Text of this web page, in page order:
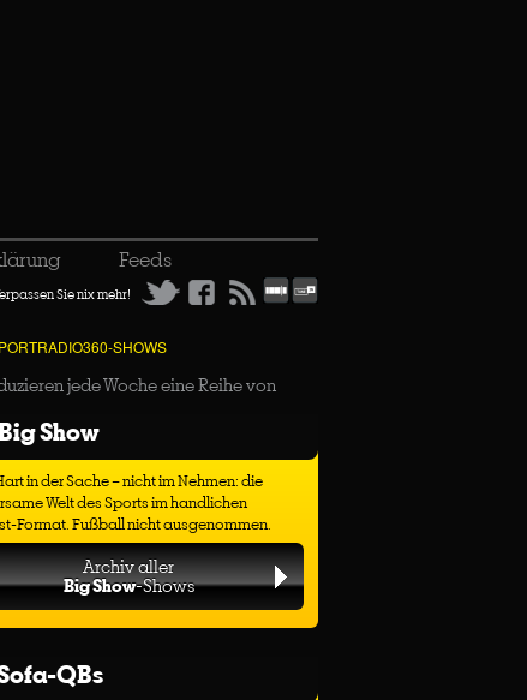
Feeds
Sie nix mehr!
SHOWS
jede Woche eine Reihe von
Show
in der Sache – nicht im Nehmen: die
Welt des Sports im handlichen
Format. Fußball nicht ausgenommen.
Archiv aller
Big Show-Shows
QBs